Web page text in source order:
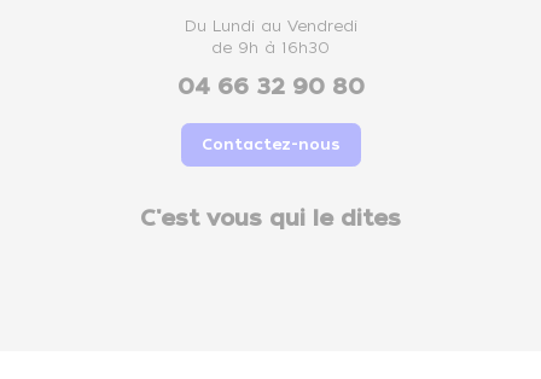
Du Lundi au Vendredi
de 9h à 16h30
04 66 32 90 80
Contactez-nous
C'est vous qui le dites